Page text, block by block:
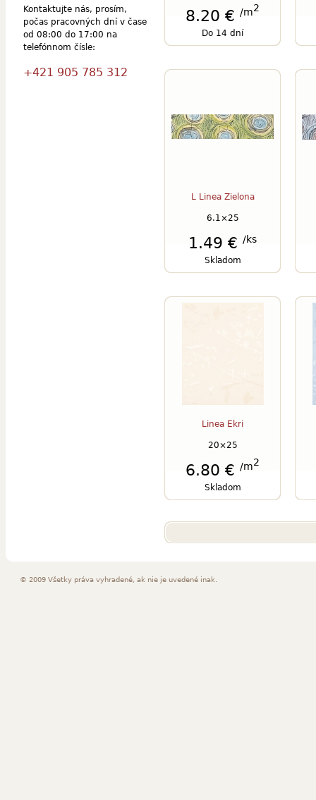
8.20 € /m2
Do 14 dní
L Linea Zielona
6.1×25
1.49 € /ks
Skladom
Linea Ekri
20×25
6.80 € /m2
Skladom
Kontaktujte nás, prosím,
počas pracovných dní v čase
od 08:00 do 17:00 na
telefónnom čísle:
+421 905 785 312
© 2009 Všetky práva vyhradené, ak nie je uvedené inak.